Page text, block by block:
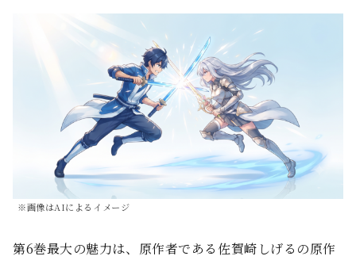
※画像はAIによるイメージ
第6巻最大の魅力は、原作者である佐賀崎しげるの原作